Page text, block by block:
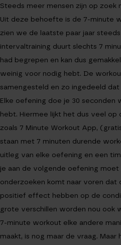
Steeds meer mensen zijn op
Uit deze behoefte is de 7-minute
zien we de laatste paar jaar
intervaltraining duurt slechts 7
had begrepen en kan dus
weinig voor nodig hebt. De
samengesteld en zo ingedeeld
Elke oefening doe je 30 seconden
hebt. Hiermee lijkt het dus veel op
zoals 7 Minute Workout App,
staan met 7 minuten durende
uitleg van elke oefening en een
je aan de volgende oefening moet
onderzoeken komt naar voren dat
positief effect hebben op de
grote verschillen worden nou ook
7-minute workout elke andere
maakt, is nog maar de vraag.